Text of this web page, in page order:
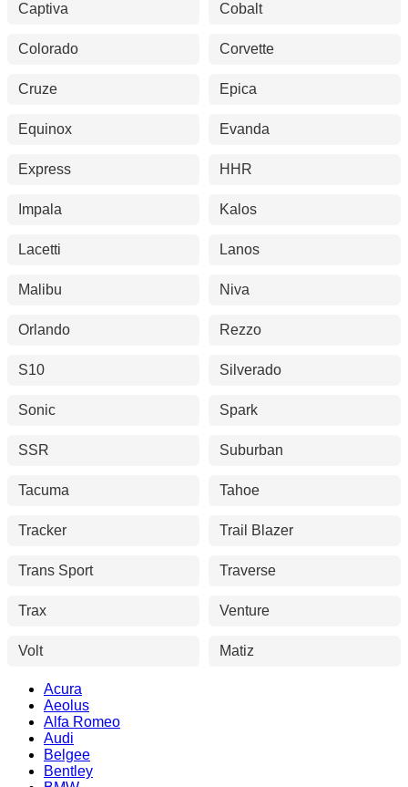
Captiva Cobalt
Colorado Corvette
Cruze Epica
Equinox Evanda
Express HHR
Impala Kalos
Lacetti Lanos
Malibu Niva
Orlando Rezzo
S10 Silverado
Sonic Spark
SSR Suburban
Tacuma Tahoe
Tracker Trail Blazer
Trans Sport Traverse
Trax Venture
Volt Matiz
Acura
Aeolus
Alfa Romeo
Audi
Belgee
Bentley